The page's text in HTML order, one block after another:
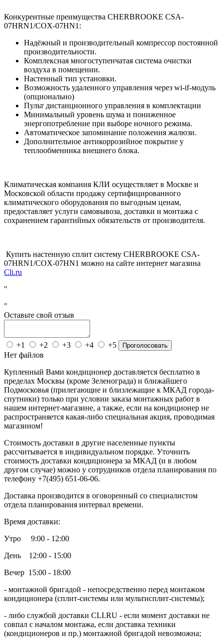
Конкурентные преимущества CHERBROOKE CSA-
07HRN1/COX-07HN1:
Надёжный и производительный компрессор постоянной
производительности.
Комплексная многоступенчатая система очистки
воздуха в помещении.
Настенный тип установки.
Возможность удаленного управления через wi-if-модуль
(опционально)
Пульт дистанционного управления в комплектации
Минимальный уровень шума и пониженное
энергопотребление при выборе ночного режима.
Автоматическое запоминание положения жалюзи.
Дополнительное антикоррозийное покрытие у
теплообменника внешнего блока.
Климатическая компания КЛИ осуществляет в Москве и
Московской области продажу сертифицированного
климатического оборудования по выгодным ценам,
предоставляет услуги самовывоза, доставки и монтажа с
сохранением гарантийных обязательств от производителя.
Купить настенную сплит систему CHERBROOKE CSA-
07HRN1/COX-07HN1 можно на сайте интернет магазина
Cli.ru
"
"
Оставьте свой отзыв
+1 +2 +3 +4 +5 Проголосовать
Нет файлов
Купленный Вами кондиционер доставляется бесплатно в
пределах Москвы (кроме Зеленограда) и ближайшего
Подмосковья (прилегающие и близлежащие к МКАД города-
спутники) только при условии заказа монтажных работ в
нашем интернет-магазине, а также, если на кондиционер не
распространяется какая-либо специальная акция, проводимая
магазином!
Стоимость доставки в другие населенные пункты
рассчитывается в индивидуальном порядке. Уточнить
стоимость доставки кондиционера за МКАД (и в любом
другом случае) можно у сотрудников отдела планирования по
телефону +7(495) 651-06-06.
Доставка производится в оговоренный со специалистом
отдела планирования интервал времени.
Время доставки:
Утро 9:00 - 12:00
День 12:00 - 15:00
Вечер 15:00 - 18:00
- монтажной бригадой - непосредственно перед монтажом
кондиционера (сплит-системы или мультисплит-системы);
- либо службой доставки CLI.RU - если момент доставки не
совпал с началом монтажа, если доставка техники
(кондиционеров и пр.) монтажной бригадой невозможна;